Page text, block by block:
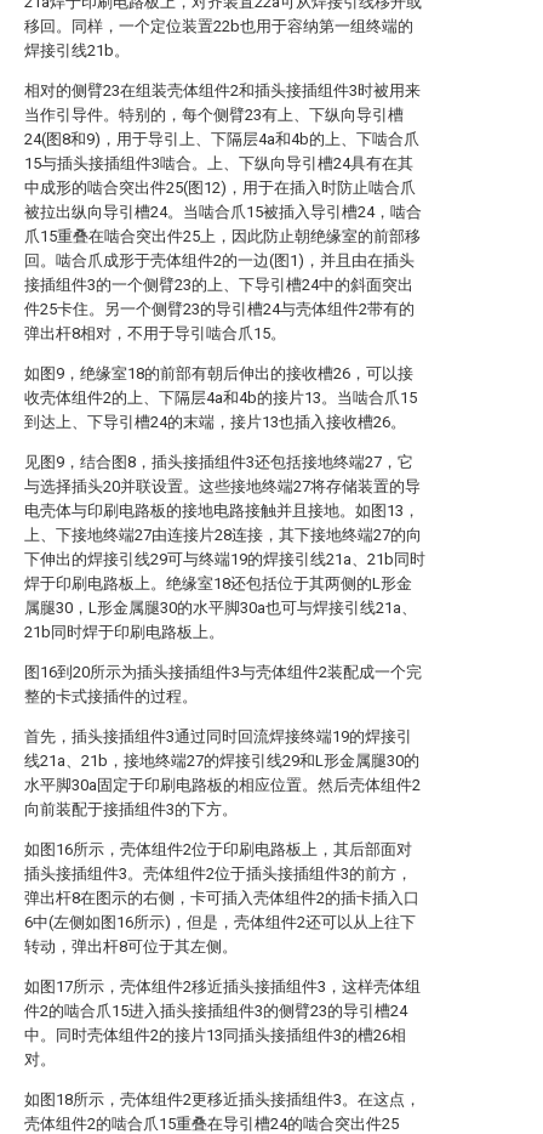
移回。同样，一个定位装置22b也用于容纳第一组终端的
焊接引线21b。
相对的侧臂23在组装壳体组件2和插头接插组件3时被用来
当作引导件。特别的，每个侧臂23有上、下纵向导引槽
24(图8和9)，用于导引上、下隔层4a和4b的上、下啮合爪
15与插头接插组件3啮合。上、下纵向导引槽24具有在其
中成形的啮合突出件25(图12)，用于在插入时防止啮合爪
被拉出纵向导引槽24。当啮合爪15被插入导引槽24，啮合
爪15重叠在啮合突出件25上，因此防止朝绝缘室的前部移
回。啮合爪成形于壳体组件2的一边(图1)，并且由在插头
接插组件3的一个侧臂23的上、下导引槽24中的斜面突出
件25卡住。另一个侧臂23的导引槽24与壳体组件2带有的
弹出杆8相对，不用于导引啮合爪15。
如图9，绝缘室18的前部有朝后伸出的接收槽26，可以接
收壳体组件2的上、下隔层4a和4b的接片13。当啮合爪15
到达上、下导引槽24的末端，接片13也插入接收槽26。
见图9，结合图8，插头接插组件3还包括接地终端27，它
与选择插头20并联设置。这些接地终端27将存储装置的导
电壳体与印刷电路板的接地电路接触并且接地。如图13，
上、下接地终端27由连接片28连接，其下接地终端27的向
下伸出的焊接引线29可与终端19的焊接引线21a、21b同时
焊于印刷电路板上。绝缘室18还包括位于其两侧的L形金
属腿30，L形金属腿30的水平脚30a也可与焊接引线21a、
21b同时焊于印刷电路板上。
图16到20所示为插头接插组件3与壳体组件2装配成一个完
整的卡式接插件的过程。
首先，插头接插组件3通过同时回流焊接终端19的焊接引
线21a、21b，接地终端27的焊接引线29和L形金属腿30的
水平脚30a固定于印刷电路板的相应位置。然后壳体组件2
向前装配于接插组件3的下方。
如图16所示，壳体组件2位于印刷电路板上，其后部面对
插头接插组件3。壳体组件2位于插头接插组件3的前方，
弹出杆8在图示的右侧，卡可插入壳体组件2的插卡插入口
6中(左侧如图16所示)，但是，壳体组件2还可以从上往下
转动，弹出杆8可位于其左侧。
如图17所示，壳体组件2移近插头接插组件3，这样壳体组
件2的啮合爪15进入插头接插组件3的侧臂23的导引槽24
中。同时壳体组件2的接片13同插头接插组件3的槽26相
对。
如图18所示，壳体组件2更移近插头接插组件3。在这点，
壳体组件2的啮合爪15重叠在导引槽24的啮合突出件25